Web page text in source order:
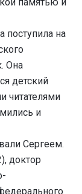
памятью и
поступила на
Она
детский
читателями
и
Сергеем.
доктор